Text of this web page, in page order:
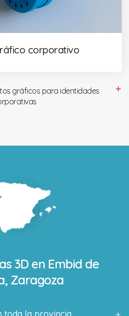
corporativo
gráficos para identidades
3D en Embid de
Zaragoza
toda la provincia